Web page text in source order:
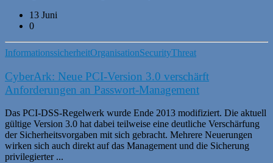
13 Juni
0
InformationssicherheitOrganisationSecurityThreat
CyberArk: Neue PCI-Version 3.0 verschärft
Anforderungen an Passwort-Management
Das PCI-DSS-Regelwerk wurde Ende 2013 modifiziert. Die aktuell
gültige Version 3.0 hat dabei teilweise eine deutliche Verschärfung
der Sicherheitsvorgaben mit sich gebracht. Mehrere Neuerungen
wirken sich auch direkt auf das Management und die Sicherung
privilegierter ...